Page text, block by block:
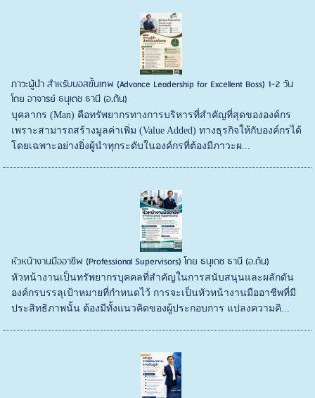
ภาวะผู้นำ สำหรับบอสขั้นเทพ (Advance Leadership for Excellent Boss) 1-2 วัน
โดย อาจารย์ ธนุเดช ธานี (อ.ต้น)
บุคลากร (Man) คือทรัพยากรทางการบริหารที่สำคัญที่สุดขององค์กร
เพราะสามารถสร้างมูลค่าเพิ่ม (Value Added) ทางธุรกิจให้กับองค์กรได้
โดยเฉพาะอย่างยิ่งผู้นำทุกระดับในองค์กรที่ต้องมีภาวะผ...
หัวหน้างานมืออาชีพ (Professional Supervisors) โดย ธนุเดช ธานี (อ.ต้น)
หัวหน้างานเป็นทรัพยากรบุคคลที่สําคัญในการสนับสนุนและผลักดัน
องค์กรบรรลุเป้าหมายที่กำหนดไว้ การจะเป็นหัวหน้างานมืออาชีพที่มี
ประสิทธิภาพนั้น ต้องมีทั้งแนวคิดของผู้ประกอบการ แปลงความคิ...